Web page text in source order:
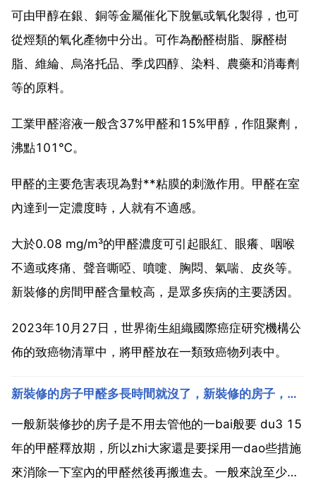
可由甲醇在銀、銅等金屬催化下脫氫或氧化製得，也可
從烴類的氧化產物中分出。可作為酚醛樹脂、脲醛樹
脂、維綸、烏洛托品、季戊四醇、染料、農藥和消毒劑
等的原料。
工業甲醛溶液一般含37%甲醛和15%甲醇，作阻聚劑，
沸點101℃。
甲醛的主要危害表現為對**粘膜的刺激作用。甲醛在室
內達到一定濃度時，人就有不適感。
大於0.08 mg/m³的甲醛濃度可引起眼紅、眼癢、咽喉
不適或疼痛、聲音嘶啞、噴嚏、胸悶、氣喘、皮炎等。
新裝修的房間甲醛含量較高，是眾多疾病的主要誘因。
2023年10月27日，世界衛生組織國際癌症研究機構公
佈的致癌物清單中，將甲醛放在一類致癌物列表中。
新裝修的房子甲醛多長時間就沒了，新裝修的房子，甲醛多久可以消散
一般新裝修抄的房子是不用去管他的一bai般要 du3 15
年的甲醛釋放期，所以zhi大家還是要採用一dao些措施
來消除一下室內的甲醛然後再搬進去。一般來說至少要